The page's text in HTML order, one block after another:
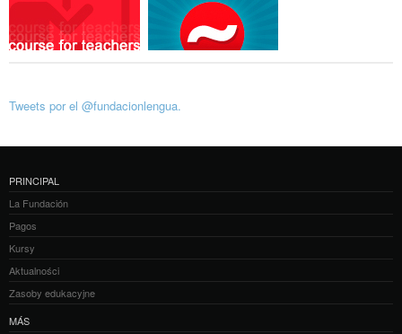
Tweets por el @fundacionlengua.
PRINCIPAL
La Fundación
Pagos
Kursy
Aktualności
Zasoby edukacyjne
MÁS